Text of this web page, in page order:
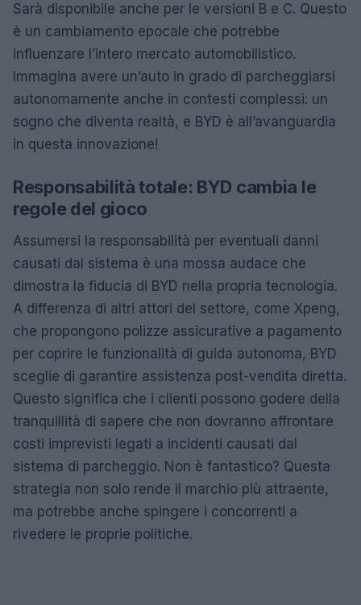
Sarà disponibile anche per le versioni B e C. Questo
è un cambiamento epocale che potrebbe
influenzare l’intero mercato automobilistico.
Immagina avere un’auto in grado di parcheggiarsi
autonomamente anche in contesti complessi: un
sogno che diventa realtà, e BYD è all’avanguardia
in questa innovazione!
Responsabilità totale: BYD cambia le
regole del gioco
Assumersi la responsabilità per eventuali danni
causati dal sistema è una mossa audace che
dimostra la fiducia di BYD nella propria tecnologia.
A differenza di altri attori del settore, come Xpeng,
che propongono polizze assicurative a pagamento
per coprire le funzionalità di guida autonoma, BYD
sceglie di garantire assistenza post-vendita diretta.
Questo significa che i clienti possono godere della
tranquillità di sapere che non dovranno affrontare
costi imprevisti legati a incidenti causati dal
sistema di parcheggio. Non è fantastico? Questa
strategia non solo rende il marchio più attraente,
ma potrebbe anche spingere i concorrenti a
rivedere le proprie politiche.